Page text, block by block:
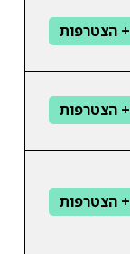
+ הצטרפות
+ הצטרפות
+ הצטרפות